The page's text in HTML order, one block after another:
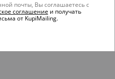
почты, Вы соглашаетесь с
соглашение и получать
от KupiMailing.